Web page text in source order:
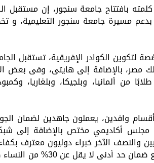
بافتتاح جامعة سنجور، إن مستقبل
مسيرة جامعة سنجور التعليمية، و
الكوادر الإفريقية، تستقبل
مصر، بالإضافة إلى هايتى، وفى بعض
من ألمانيا، وبلجيكا، وبلغاريا،
وافدين، يعملون جاهدين لضمان
والنصف الآخر خبراء دوليون معترف
كما يُولى اهتمام خاص للتوازن بين